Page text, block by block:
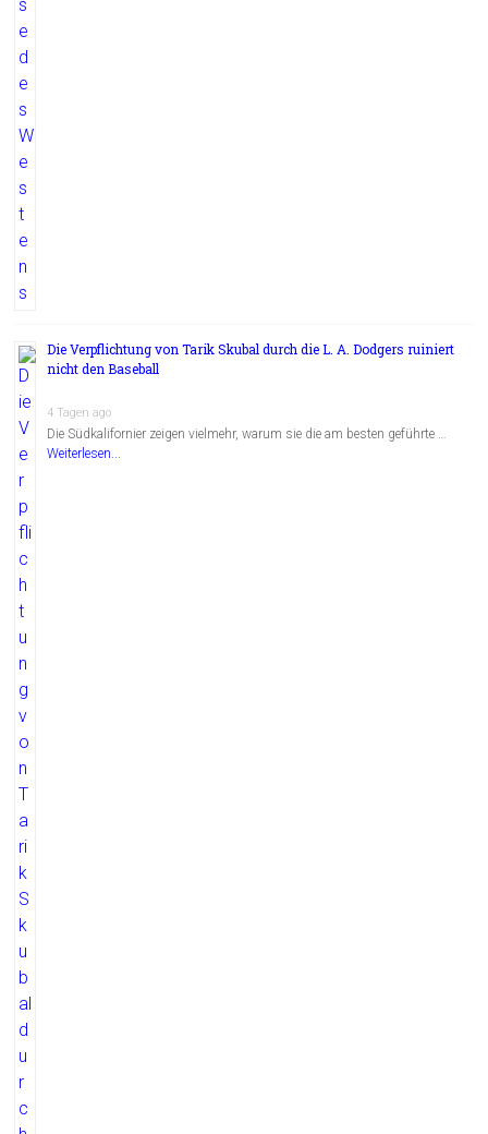
Die Verpflichtung von Tarik Skubal durch die L. A. Dodgers ruiniert
nicht den Baseball
4 Tagen ago
Die Südkalifornier zeigen vielmehr, warum sie die am besten geführte …
Weiterlesen...